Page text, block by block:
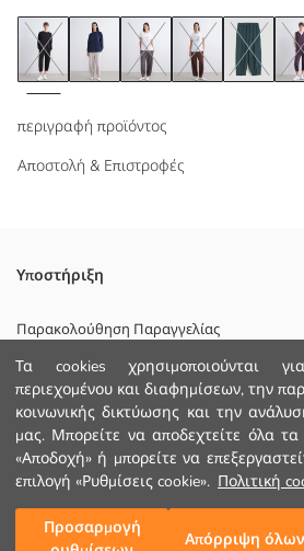
Τα cookies χρησιμοποιούνται
περιεχομένου και διαφημίσεων, την
κοινωνικής δικτύωσης και την
μας. Μπορείτε να αποδεχτείτε όλα
«Αποδοχή» ή μπορείτε να
επιλογή «Ρυθμίσεις cookie». Πολιτική
Προσαρμογή
Απόρριψη όλων
Προσθήκη στο
περιγραφή προϊόντος
Αποστολή & Επιστροφές
Γυναικείο παντελόνι φόρμας με
κατάδυσης, με διακοσμητικές ραφές στο
Κυριο Υφασμα:
Χώρα προέλευσης:
Πωλητής:
Υπο-μάρκα:
Εφαρμογή:
Υποστήριξη
Παρακολούθηση Παραγγελίας
Φόρμα Επικοινωνίας
+30 2102201080
ΒΟΗΘΕΙΑ
Συχνές Ερωτήσεις (FAQ)